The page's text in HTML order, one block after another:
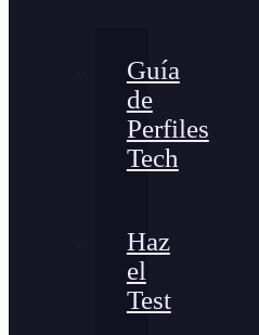
Guía
de
Perfiles
Tech
Haz
el
Test